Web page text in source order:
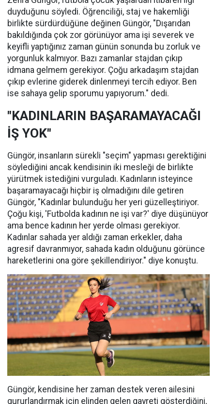
duyduğunu söyledi. Öğrenciliği, staj ve hakemliği
birlikte sürdürdüğüne değinen Güngör, "Dışarıdan
bakıldığında çok zor görünüyor ama işi severek ve
keyifli yaptığınız zaman günün sonunda bu zorluk ve
yorgunluk kalmıyor. Bazı zamanlar stajdan çıkıp
idmana gelmem gerekiyor. Çoğu arkadaşım stajdan
çıkıp evlerine giderek dinlenmeyi tercih ediyor. Ben
ise sahaya gelip sporumu yapıyorum." dedi.
"KADINLARIN BAŞARAMAYACAĞI
İŞ YOK"
Güngör, insanların sürekli "seçim" yapması gerektiğini
söylediğini ancak kendisinin iki mesleği de birlikte
yürütmek istediğini vurguladı. Kadınların isteyince
başaramayacağı hiçbir iş olmadığını dile getiren
Güngör, "Kadınlar bulunduğu her yeri güzelleştiriyor.
Çoğu kişi, 'Futbolda kadının ne işi var?' diye düşünüyor
ama bence kadının her yerde olması gerekiyor.
Kadınlar sahada yer aldığı zaman erkekler, daha
agresif davranmıyor, sahada kadın olduğunu görünce
hareketlerini ona göre şekillendiriyor." diye konuştu.
Güngör, kendisine her zaman destek veren ailesini
gururlandırmak için elinden gelen gayreti gösterdiğini,